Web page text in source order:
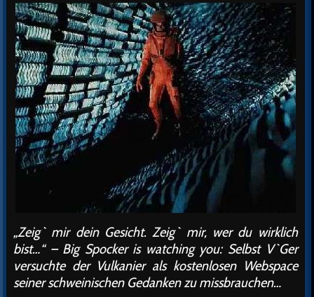
„Zeig` mir dein Gesicht. Zeig` mir, wer du wirklich
bist…“ – Big Spocker is watching you: Selbst V`Ger
versuchte der Vulkanier als kostenlosen Webspace
seiner schweinischen Gedanken zu missbrauchen…